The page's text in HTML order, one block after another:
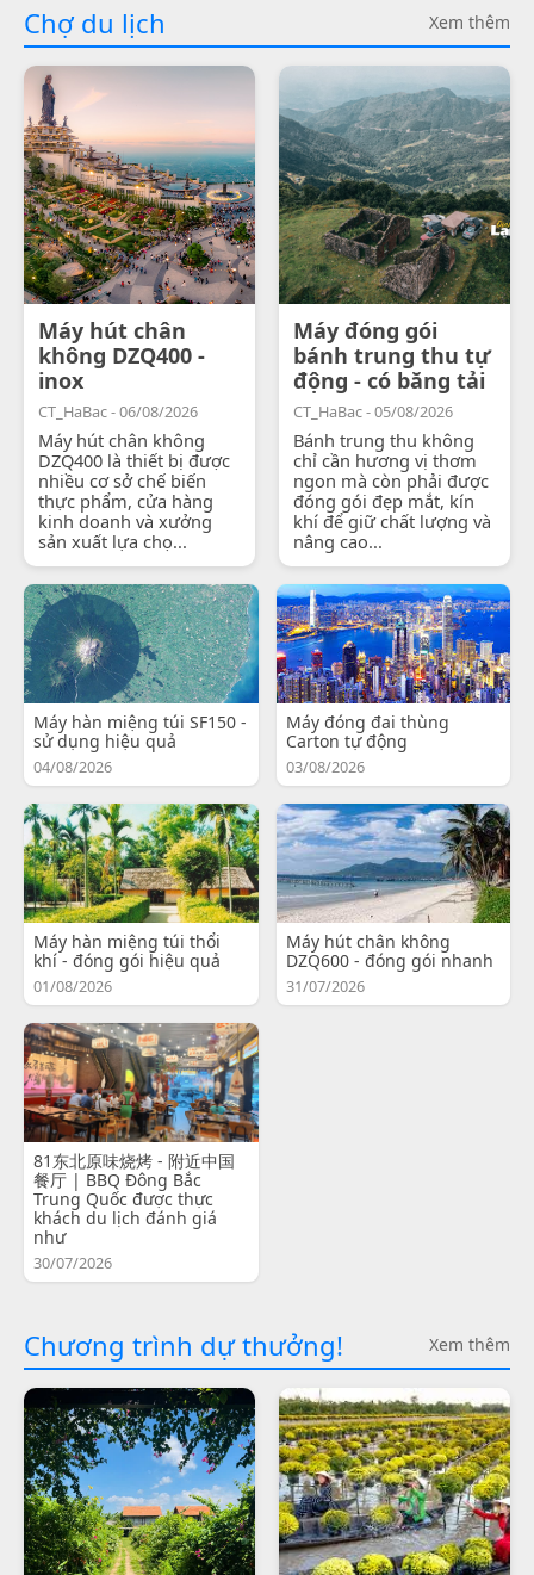
Chợ du lịch Xem thêm
Máy hút chân
không DZQ400 -
inox
CT_HaBac - 06/08/2026
Máy hút chân không
DZQ400 là thiết bị được
nhiều cơ sở chế biến
thực phẩm, cửa hàng
kinh doanh và xưởng
sản xuất lựa chọ...
Máy đóng gói
bánh trung thu tự
động - có băng tải
CT_HaBac - 05/08/2026
Bánh trung thu không
chỉ cần hương vị thơm
ngon mà còn phải được
đóng gói đẹp mắt, kín
khí để giữ chất lượng và
nâng cao...
Máy hàn miệng túi SF150 -
sử dụng hiệu quả
04/08/2026
Máy đóng đai thùng
Carton tự động
03/08/2026
Máy hàn miệng túi thổi
khí - đóng gói hiệu quả
01/08/2026
Máy hút chân không
DZQ600 - đóng gói nhanh
31/07/2026
81东北原味烧烤 - 附近中国
餐厅 | BBQ Đông Bắc
Trung Quốc được thực
khách du lịch đánh giá
như
30/07/2026
Chương trình dự thưởng! Xem thêm